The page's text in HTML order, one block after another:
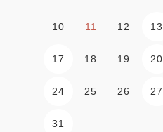
10 11 12 13
17 18 19 20
24 25 26 27
31